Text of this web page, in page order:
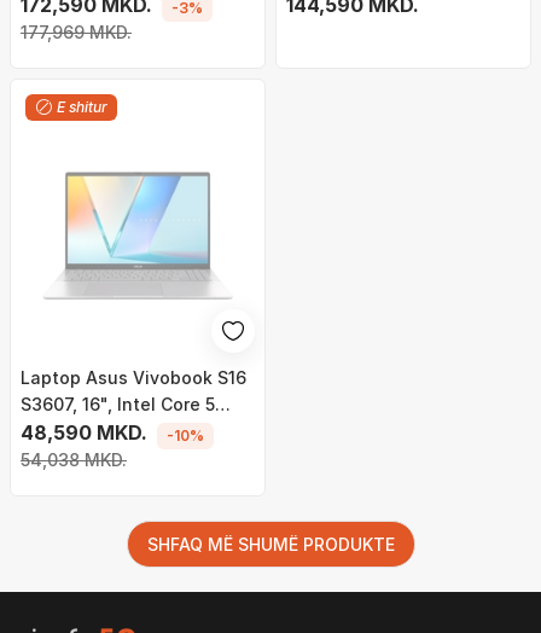
M.2 PCIe, NVIDIA GeForce,
172,590 MKD.
177,969 MKD.
-3% 144,590 MKD.
E shitur
Laptop Asus Vivobook S16
S3607, 16", Intel Core 5
210H, 16GB RAM, 512GB
SSD,Intel UHD Graphics, i
48,590 MKD.
54,038 MKD.
-10%
SHFAQ MË SHUMË PRODUKTE